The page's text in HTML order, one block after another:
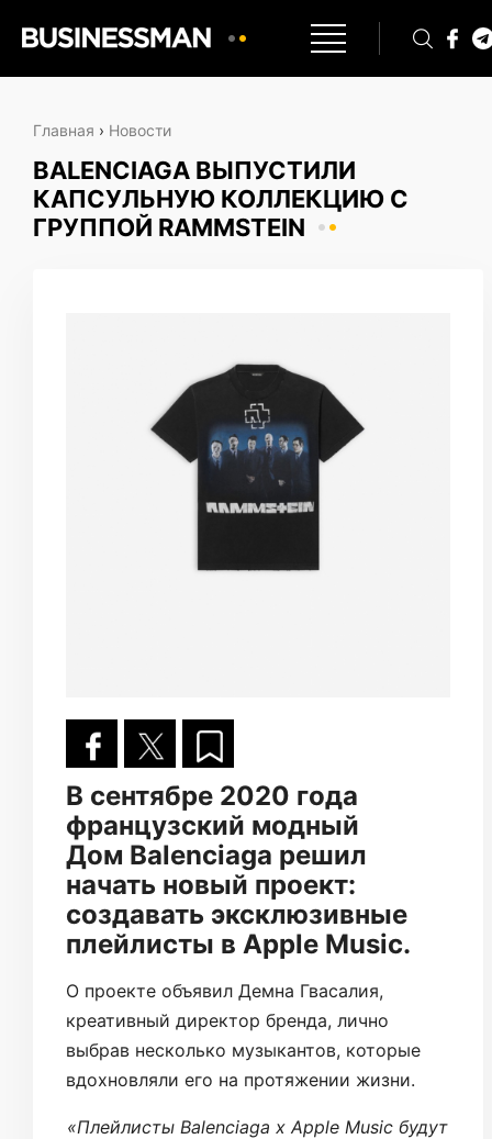
Главная › Новости
BALENCIAGA ВЫПУСТИЛИ
КАПСУЛЬНУЮ КОЛЛЕКЦИЮ С
ГРУППОЙ RAMMSTEIN
В сентябре 2020 года
французский модный
Дом Balenciaga решил
начать новый проект:
создавать эксклюзивные
плейлисты в Apple Music.
О проекте объявил Демна Гвасалия,
креативный директор бренда, лично
выбрав несколько музыкантов, которые
вдохновляли его на протяжении жизни.
«Плейлисты Balenciaga x Apple Music будут